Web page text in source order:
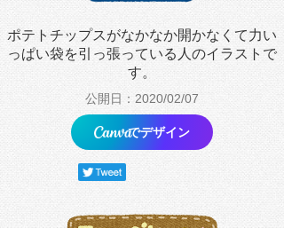
ポテトチップスがなかなか開かなくて力い
っぱい袋を引っ張っている人のイラストで
す。
公開日：2020/02/07
でデザイン